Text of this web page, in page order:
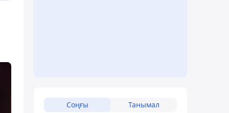
Соңғы Танымал